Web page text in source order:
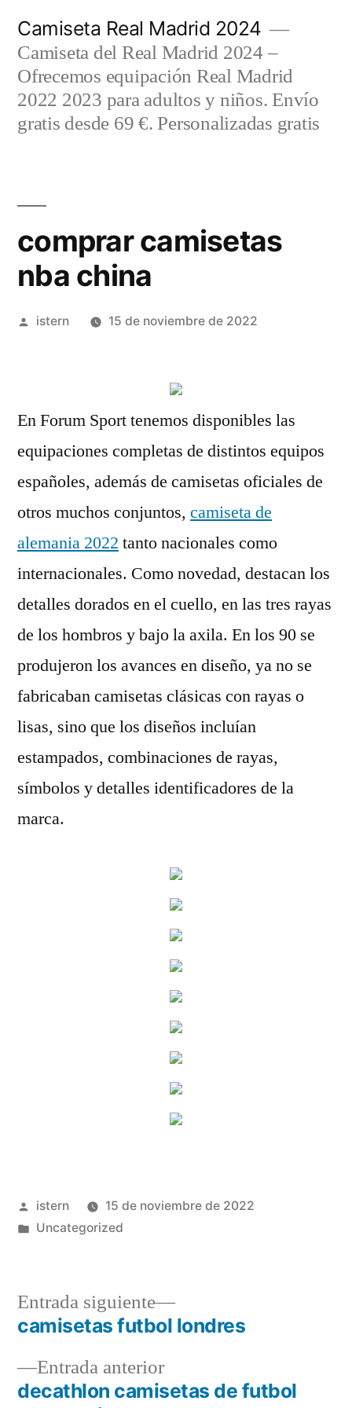
contenido
Camiseta Real Madrid 2024
Camiseta del Real Madrid 2024 –
Ofrecemos equipación Real Madrid
2022 2023 para adultos y niños. Envío
gratis desde 69 €. Personalizadas gratis
comprar camisetas
nba china
Publicado
istern 15 de noviembre de 2022
En Forum Sport tenemos disponibles las
equipaciones completas de distintos equipos
españoles, además de camisetas oficiales de
otros muchos conjuntos, camiseta de
alemania 2022 tanto nacionales como
internacionales. Como novedad, destacan los
detalles dorados en el cuello, en las tres rayas
de los hombros y bajo la axila. En los 90 se
produjeron los avances en diseño, ya no se
fabricaban camisetas clásicas con rayas o
lisas, sino que los diseños incluían
estampados, combinaciones de rayas,
símbolos y detalles identificadores de la
marca.
Publicado
por
istern
15 de noviembre de 2022
Publicado
Uncategorized
Navegación
deEntrada anteriorEntrada
anterior:
decathlon camisetas de futbol
Entrada siguiente
Entrada
siguiente:
camisetas futbol londres